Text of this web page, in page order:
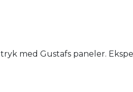
med Gustafs paneler.